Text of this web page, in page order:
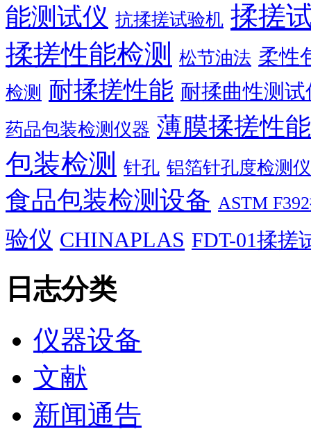
能测试仪 抗揉搓试验机 揉搓
揉搓性能检测
松节油法 柔性
检测 耐揉搓性能 耐揉曲性测试
药品包装检测仪器 薄膜揉搓性
包装检测 针孔 铝箔针孔度检测
食品包装检测设备 ASTM
验仪 CHINAPLAS FDT-01揉搓
日志分类
仪器设备
文献
新闻通告